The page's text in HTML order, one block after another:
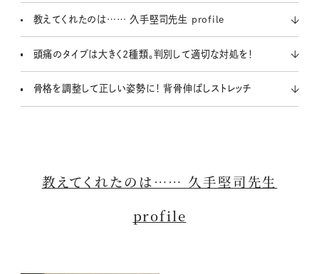
教えてくれたのは…… 久手堅司先生 profile
頭痛のタイプは大きく2種類。判別して適切な対処を！
骨格を調整して正しい姿勢に！ 背骨伸ばしストレッチ
教えてくれたのは…… 久手堅司先生
profile